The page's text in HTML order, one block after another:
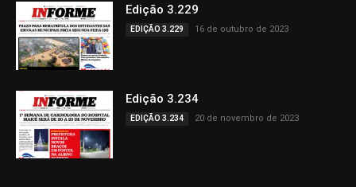
Edição 3.229
EDIÇÃO 3.229 16 de outubro de 2023
Edição 3.234
EDIÇÃO 3.234 20 de novembro de 2023